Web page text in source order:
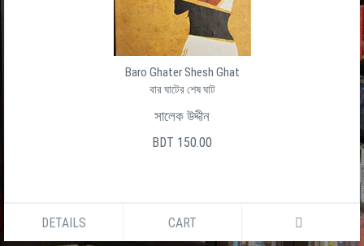
Baro Ghater Shesh Ghat
বার ঘাটের শেষ ঘাট
সালেক উদ্দীন
BDT 150.00
DETAILS CART